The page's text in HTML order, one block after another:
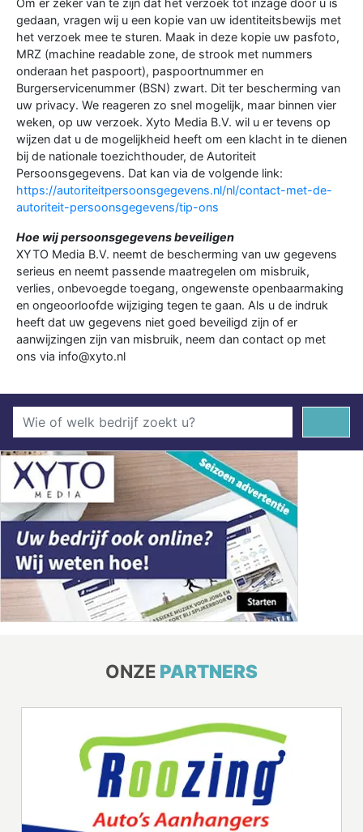
gedaan, vragen wij u een kopie van uw identiteitsbewijs met
het verzoek mee te sturen. Maak in deze kopie uw pasfoto,
MRZ (machine readable zone, de strook met nummers
onderaan het paspoort), paspoortnummer en
Burgerservicenummer (BSN) zwart. Dit ter bescherming van
uw privacy. We reageren zo snel mogelijk, maar binnen vier
weken, op uw verzoek. Xyto Media B.V. wil u er tevens op
wijzen dat u de mogelijkheid heeft om een klacht in te dienen
bij de nationale toezichthouder, de Autoriteit
Persoonsgegevens. Dat kan via de volgende link:
https://autoriteitpersoonsgegevens.nl/nl/contact-met-de-
autoriteit-persoonsgegevens/tip-ons
Hoe wij persoonsgegevens beveiligen
XYTO Media B.V. neemt de bescherming van uw gegevens
serieus en neemt passende maatregelen om misbruik,
verlies, onbevoegde toegang, ongewenste openbaarmaking
en ongeoorloofde wijziging tegen te gaan. Als u de indruk
heeft dat uw gegevens niet goed beveiligd zijn of er
aanwijzingen zijn van misbruik, neem dan contact op met
ons via info@xyto.nl
ONZE PARTNERS